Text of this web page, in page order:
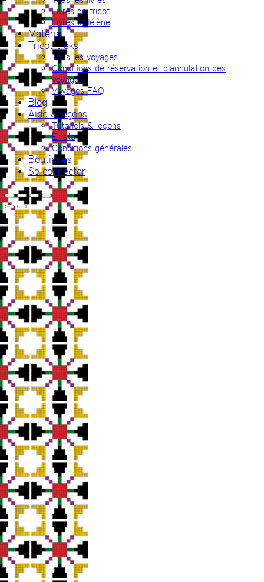
Livres de tricot
Livres d’Hélène
Matériel
Tricot-treks
Tous les voyages
Conditions de réservation et d’annulation des
voyages
Voyages FAQ
Blog
Aide & leçons
Tutoriels & leçons
Errata
Conditions générales
Boutiques
Se connecter